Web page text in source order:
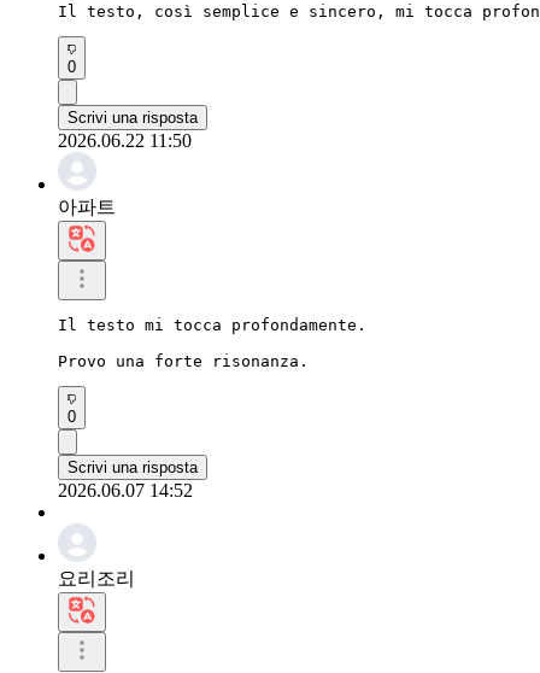
Il testo, così semplice e sincero, mi tocca
0
Scrivi una risposta
2026.06.22 11:50
아파트
Il testo mi tocca profondamente.
Provo una forte risonanza.
0
Scrivi una risposta
2026.06.07 14:52
요리조리